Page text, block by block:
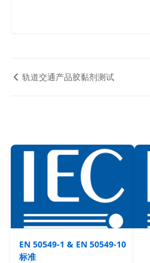
轨道交通产品胶黏剂测试
EN 50549-1 & EN 50549-10
标准